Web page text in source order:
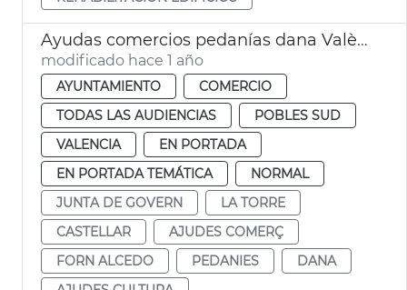
Ayudas comercios pedanías dana València
modificado hace 1 año
AYUNTAMIENTO
COMERCIO
TODAS LAS AUDIENCIAS
POBLES SUD
VALENCIA
EN PORTADA
EN PORTADA TEMÁTICA
NORMAL
JUNTA DE GOVERN
LA TORRE
CASTELLAR
AJUDES COMERÇ
FORN ALCEDO
PEDANIES
DANA